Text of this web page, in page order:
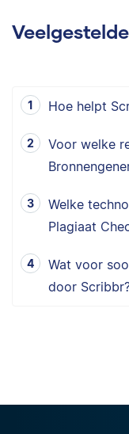
Hoe helpt
Voor welke
Welke
Plagiaat
Wat voor
door